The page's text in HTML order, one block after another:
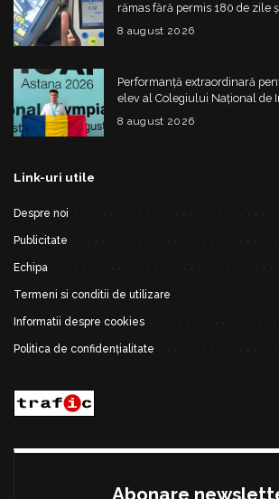
rămas fără permis 180 de zile
4.325 de lei
8 august 2026
Performanță extraordinară
elev al Colegiului Național de
Basarab”, a cucerit argintul la
Internațională de Inteligență
8 august 2026
Link-uri utile
Despre noi
Publicitate
Echipa
Termeni si conditii de utilizare
Informatii despre cookies
Politica de confidențialitate
Abonare